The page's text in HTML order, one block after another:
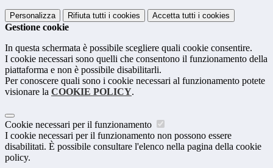
Personalizza Rifiuta tutti i cookies Accetta tutti i cookies
Gestione cookie
In questa schermata è possibile scegliere quali cookie consentire.
I cookie necessari sono quelli che consentono il funzionamento della
piattaforma e non è possibile disabilitarli.
Per conoscere quali sono i cookie necessari al funzionamento potete
visionare la COOKIE POLICY.
Cookie necessari per il funzionamento
I cookie necessari per il funzionamento non possono essere
disabilitati. È possibile consultare l'elenco nella pagina della cookie
policy.